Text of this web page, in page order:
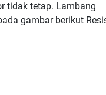
tidak tetap. Lambang
gambar berikut